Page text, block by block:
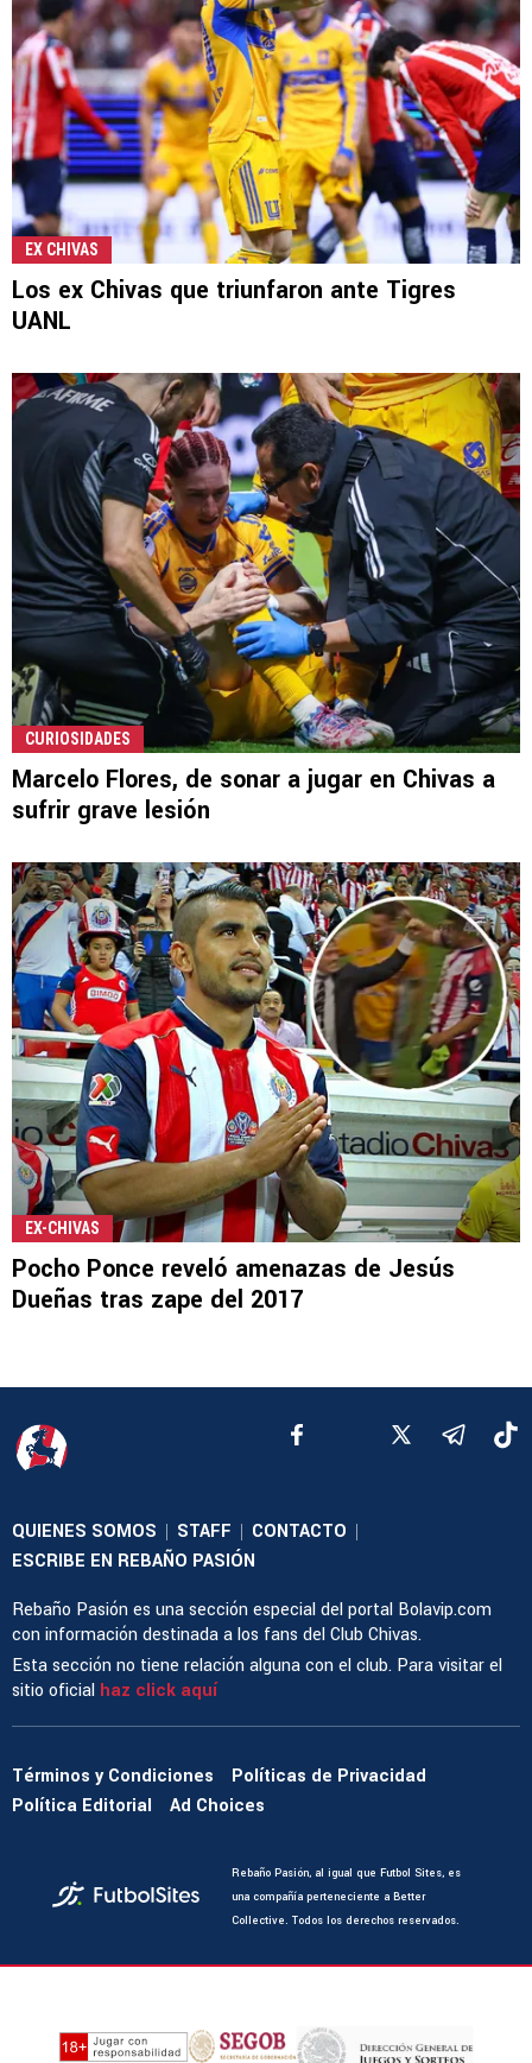
EX CHIVAS
Los ex Chivas que triunfaron ante Tigres
UANL
CURIOSIDADES
Marcelo Flores, de sonar a jugar en Chivas a
sufrir grave lesión
EX-CHIVAS
Pocho Ponce reveló amenazas de Jesús
Dueñas tras zape del 2017
QUIENES SOMOS | STAFF | CONTACTO |
ESCRIBE EN REBAÑO PASIÓN
Rebaño Pasión es una sección especial del portal Bolavip.com
con información destinada a los fans del Club Chivas.
Esta sección no tiene relación alguna con el club. Para visitar el
sitio oficial haz click aquí
Términos y Condiciones
Políticas de Privacidad
Política Editorial
Ad Choices
Rebaño Pasión, al igual que Futbol Sites, es
una compañía perteneciente a Better
Collective. Todos los derechos reservados.